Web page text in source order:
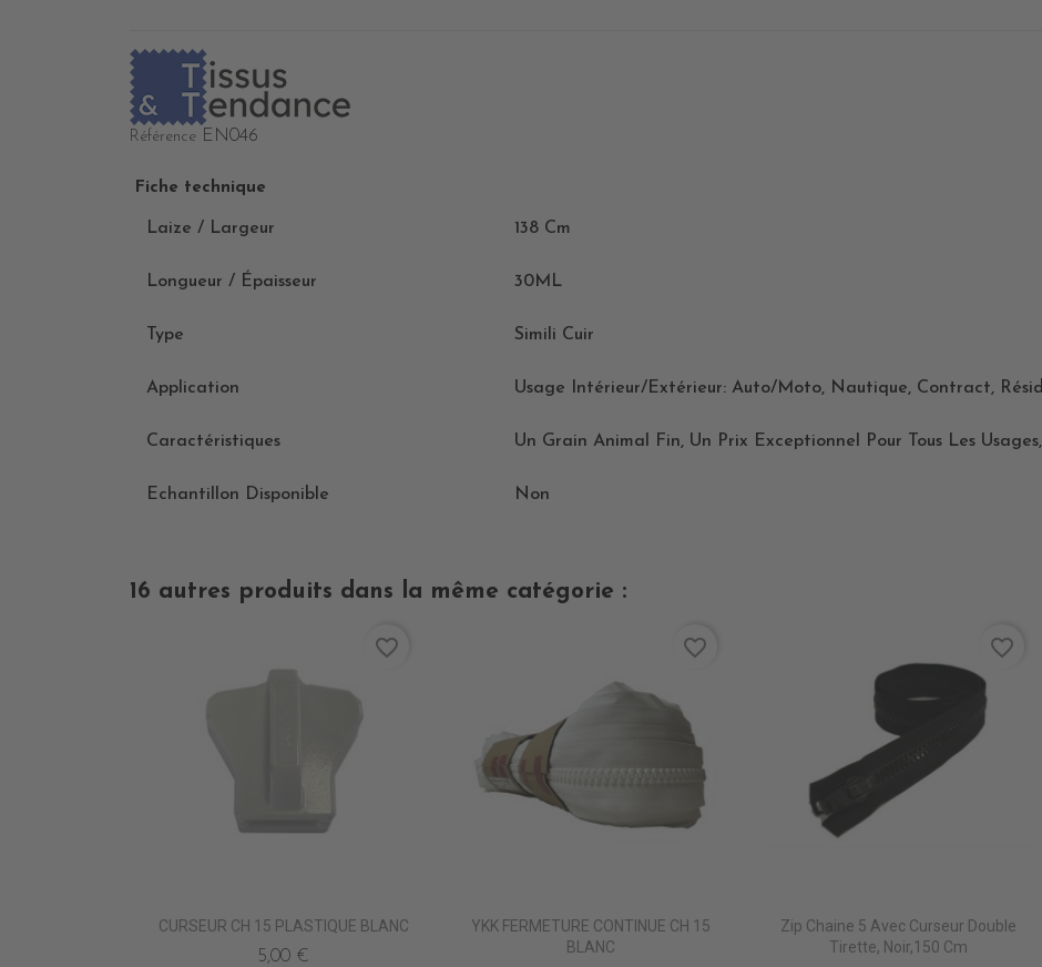
Référence EN046
Fiche technique
Laize / Largeur 138 Cm
Longueur / Épaisseur 30ML
Type Simili Cuir
Application Usage Intérieur/extérieur: Auto/moto, Nautique, Contract,
Caractéristiques Un Grain Animal Fin, Un Prix Exceptionnel Pour Tous Les
Echantillon Disponible Non
16 autres produits dans la même catégorie :
CURSEUR CH 15 PLASTIQUE BLANC
5,00 €
favorite_border
YKK FERMETURE CONTINUE CH 15
BLANC
favorite_border
Zip Chaine 5 Avec Curseur Double
Tirette, Noir,150 Cm
favorite_border